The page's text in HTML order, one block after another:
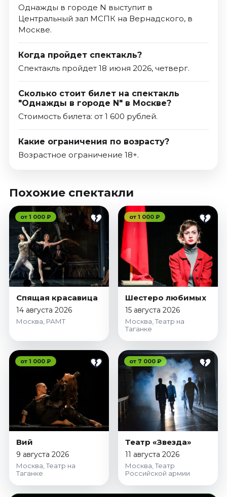
Однажды в городе N выступит в
Центральный зал МСПК на Вернадского, в
Москве.
Когда пройдет спектакль?
Спектакль пройдет 18 июня 2026, четверг.
Сколько стоит билет на спектакль
"Однажды в городе N" в Москве?
Стоимость билета: от 1 600 рублей.
Какие ограничения по возрасту?
Возрастное ограничение 18+.
Похожие спектакли
от 1 000 ₽
Спящая красавица
14 августа 2026
Москва, РАМТ
от 1 000 ₽
Шестеро любимых
15 августа 2026
Москва, Театр на
Таганке
от 1 000 ₽
Вий
9 августа 2026
Москва, Театр на
Таганке
от 7 000 ₽
Театр «Звезда»
11 августа 2026
Москва, Театр
Российской армии